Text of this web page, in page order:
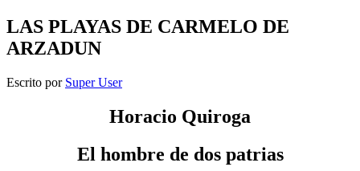
LAS PLAYAS DE CARMELO DE
ARZADUN
Escrito por Super User
Horacio Quiroga
El hombre de dos patrias